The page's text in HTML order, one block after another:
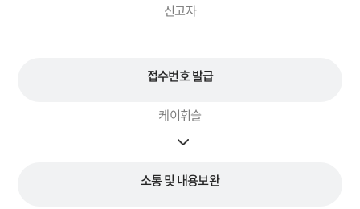
신고자
접수번호발급
케이휘슬
소통 및내용보완